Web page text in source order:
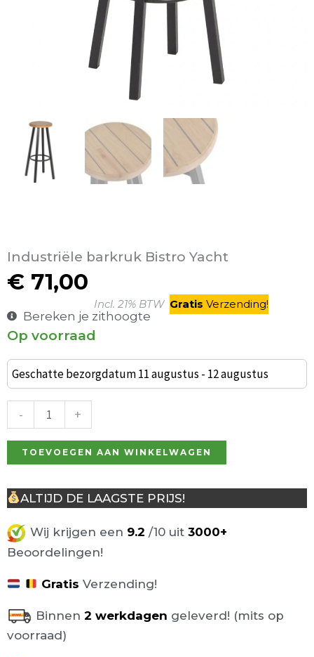
Industriële barkruk Bistro Yacht
€ 71,00
Incl. 21% BTW Gratis Verzending!
Bereken je zithoogte
Op voorraad
Geschatte bezorgdatum 11 augustus - 12 augustus
-
barkruk
Bistro
aantal
+
TOEVOEGEN AAN WINKELWAGEN
ALTIJD DE LAAGSTE PRIJS!
Wij krijgen een 9.2 /10 uit 3000+
Beoordelingen!
Gratis Verzending!
Binnen 2 werkdagen geleverd! (mits op
voorraad)